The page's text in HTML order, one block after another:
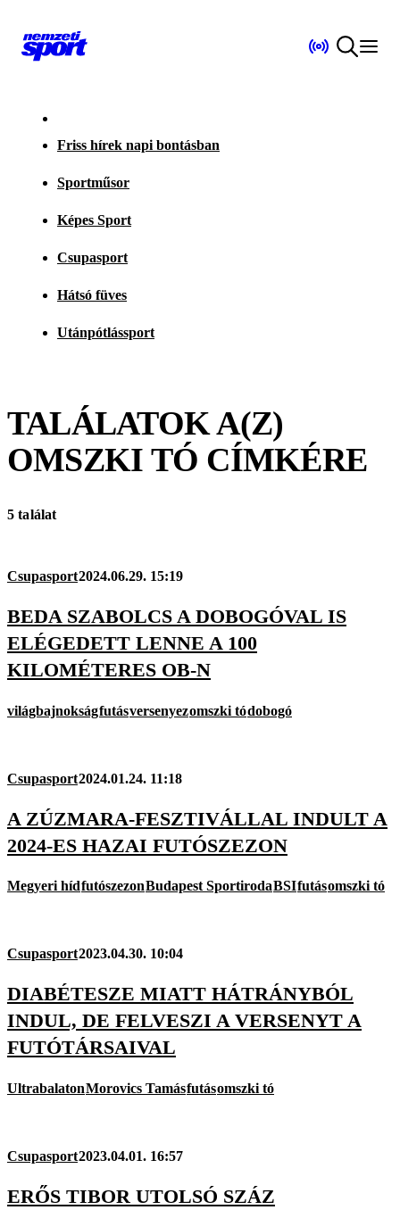
Friss hírek napi bontásban
Sportműsor
Képes Sport
Csupasport
Hátsó füves
Utánpótlássport
TALÁLATOK A(Z)
OMSZKI TÓ CÍMKÉRE
5 találat
Csupasport2024.06.29. 15:19
BEDA SZABOLCS A DOBOGÓVAL IS
ELÉGEDETT LENNE A 100
KILOMÉTERES OB-N
világbajnokságfutásversenyezomszki tódobogó
Csupasport2024.01.24. 11:18
A ZÚZMARA-FESZTIVÁLLAL INDULT A
2024-ES HAZAI FUTÓSZEZON
Megyeri hídfutószezonBudapest SportirodaBSIfutásomszki tó
Csupasport2023.04.30. 10:04
DIABÉTESZE MIATT HÁTRÁNYBÓL
INDUL, DE FELVESZI A VERSENYT A
FUTÓTÁRSAIVAL
UltrabalatonMorovics Tamásfutásomszki tó
Csupasport2023.04.01. 16:57
ERŐS TIBOR UTOLSÓ SZÁZ